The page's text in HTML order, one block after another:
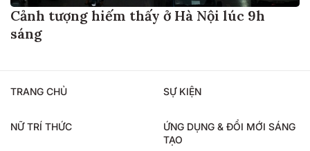
Cảnh tượng hiếm thấy ở Hà Nội lúc 9h
sáng
TRANG CHỦ SỰ KIỆN
NỮ TRÍ THỨC
ỨNG DỤNG & ĐỔI MỚI SÁNG
TẠO